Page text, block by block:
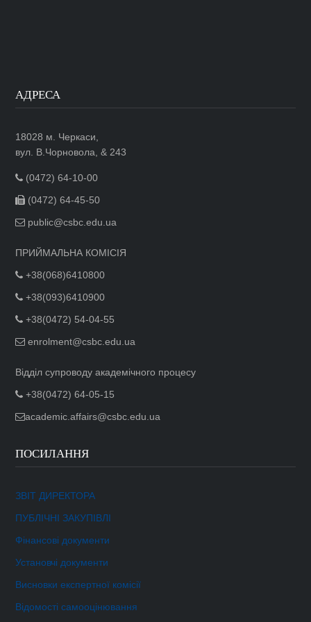
АДРЕСА
18028 м. Черкаси,
вул. В.Чорновола, & 243
(0472) 64-10-00
(0472) 64-45-50
public@csbc.edu.ua
ПРИЙМАЛЬНА КОМІСІЯ
+38(068)6410800
+38(093)6410900
+38(0472) 54-04-55
enrolment@csbc.edu.ua
Відділ супроводу академічного процесу
+38(0472) 64-05-15
academic.affairs@csbc.edu.ua
ПОСИЛАННЯ
ЗВІТ ДИРЕКТОРА
ПУБЛІЧНІ ЗАКУПІВЛІ
Фінансові документи
Установчі документи
Висновки експертної комісії
Відомості самооцінювання